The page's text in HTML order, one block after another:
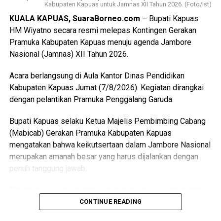
Views: 13
Bagikan ke
WhatsApp 0 Facebook 0
Kabupaten Kapuas untuk Jamnas XII Tahun 2026. (Foto/Ist)
KUALA KAPUAS, SuaraBorneo.com – Bupati Kapuas
HM Wiyatno secara resmi melepas Kontingen Gerakan
Pramuka Kabupaten Kapuas menuju agenda Jambore
Nasional (Jamnas) XII Tahun 2026.
Acara berlangsung di Aula Kantor Dinas Pendidikan
Kabupaten Kapuas Jumat (7/8/2026). Kegiatan dirangkai
dengan pelantikan Pramuka Penggalang Garuda.
Bupati Kapuas selaku Ketua Majelis Pembimbing Cabang
(Mabicab) Gerakan Pramuka Kabupaten Kapuas
mengatakan bahwa keikutsertaan dalam Jambore Nasional
merupakan amanah besar yang harus dijalankan dengan
penuh tanggung jawab.
menunjukkan sikap disiplin, sopan santun semangat
CONTINUE READING